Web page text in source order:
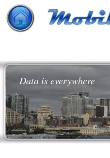
Data is everywhere